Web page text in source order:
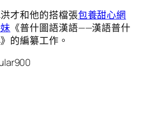
才和他的搭檔張包養甜心網
《普什圖語漢語——漢語普什
的編纂工作。